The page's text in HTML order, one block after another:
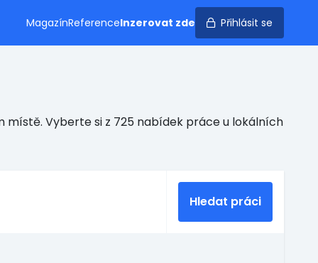
MagazínReferenceInzerovat zde Přihlásit se
Vyberte si z 725 nabídek práce u lokálních
Hledat práci